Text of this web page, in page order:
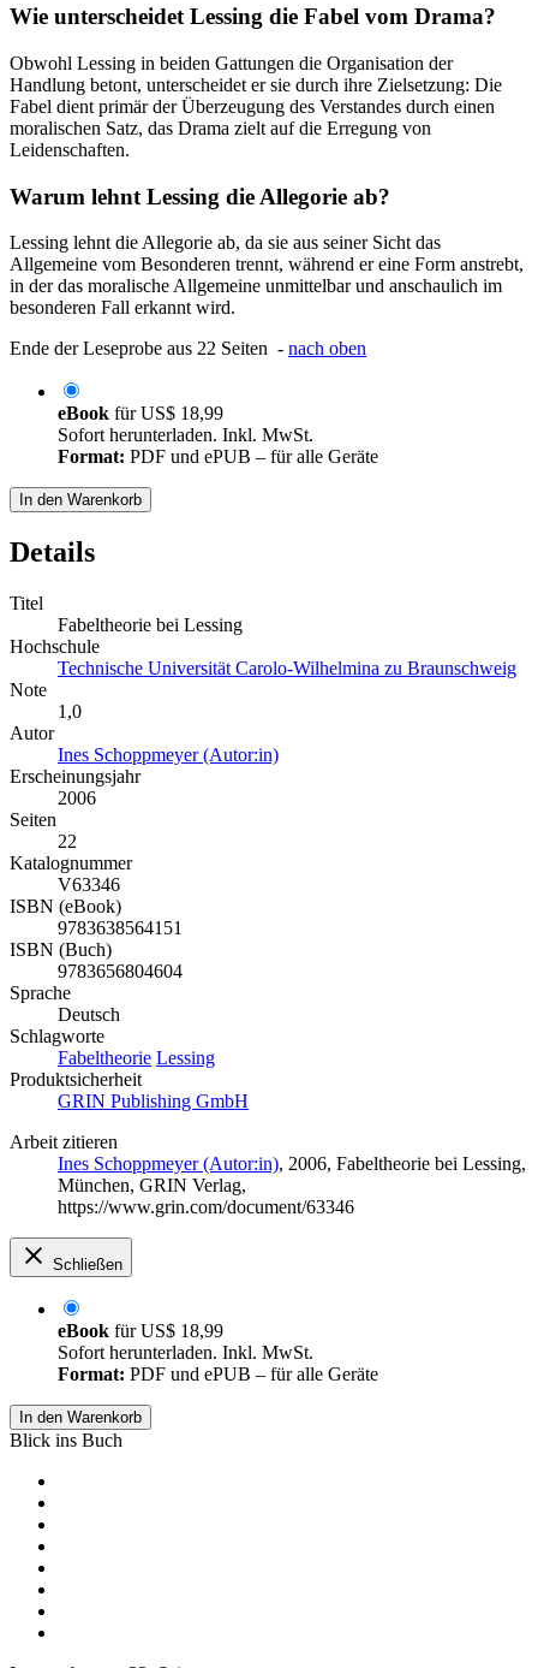
Wie unterscheidet Lessing die Fabel vom Drama?
Obwohl Lessing in beiden Gattungen die Organisation der
Handlung betont, unterscheidet er sie durch ihre Zielsetzung: Die
Fabel dient primär der Überzeugung des Verstandes durch einen
moralischen Satz, das Drama zielt auf die Erregung von
Leidenschaften.
Warum lehnt Lessing die Allegorie ab?
Lessing lehnt die Allegorie ab, da sie aus seiner Sicht das
Allgemeine vom Besonderen trennt, während er eine Form anstrebt,
in der das moralische Allgemeine unmittelbar und anschaulich im
besonderen Fall erkannt wird.
Ende der Leseprobe aus 22 Seiten - nach oben
eBook fürUS$ 18,99
Sofort herunterladen. Inkl. MwSt.
Format: PDF und ePUB – für alle Geräte
In den Warenkorb
Details
Titel
Fabeltheorie bei Lessing
Hochschule
Technische Universität Carolo-Wilhelmina zu Braunschweig
Note
1,0
Autor
Ines Schoppmeyer (Autor:in)
Erscheinungsjahr
2006
Seiten
22
Katalognummer
V63346
ISBN (eBook)
9783638564151
ISBN (Buch)
9783656804604
Sprache
Deutsch
Schlagworte
Fabeltheorie Lessing
Produktsicherheit
GRIN Publishing GmbH
Arbeit zitieren
Ines Schoppmeyer (Autor:in), 2006, Fabeltheorie bei Lessing,
München, GRIN Verlag,
https://www.grin.com/document/63346
Schließen
eBook fürUS$ 18,99
Sofort herunterladen. Inkl. MwSt.
Format: PDF und ePUB – für alle Geräte
In den Warenkorb
Blick ins Buch